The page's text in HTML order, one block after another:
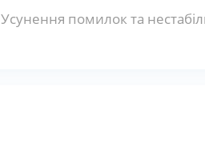
Усунення помилок та